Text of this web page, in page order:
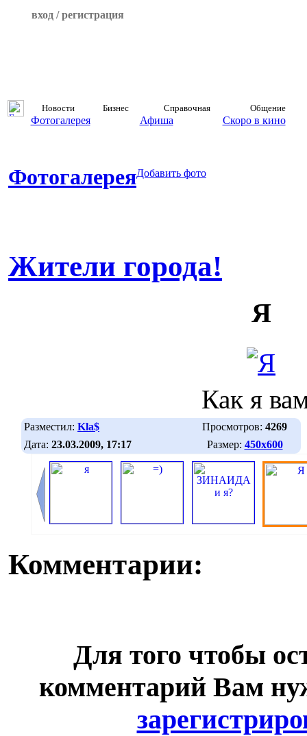
вход / регистрация
Новости Бизнес Справочная Общение
Фотогалерея Афиша Скоро в кино
ФотогалереяДобавить фото
Жители города!
Я
Как я
Разместил: Kla$ Просмотров: 4269
Дата: 23.03.2009, 17:17 Размер: 450х600
Комментарии:
Для того чтобы
комментарий Вам